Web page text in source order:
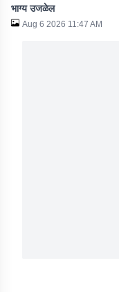
भाग्य उजळेल
Aug 6 2026 11:47 AM